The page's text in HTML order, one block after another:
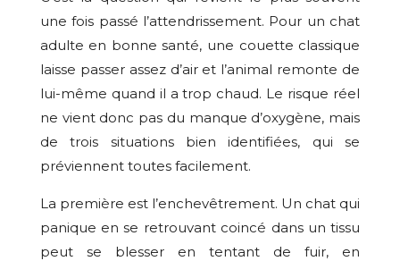
une fois passé l’attendrissement. Pour un chat
adulte en bonne santé, une couette classique
laisse passer assez d’air et l’animal remonte de
lui-même quand il a trop chaud. Le risque réel
ne vient donc pas du manque d’oxygène, mais
de trois situations bien identifiées, qui se
préviennent toutes facilement.
La première est l’enchevêtrement. Un chat qui
panique en se retrouvant coincé dans un tissu
peut se blesser en tentant de fuir, en